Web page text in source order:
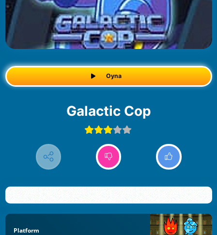
Oyna
Galactic Cop
Platform